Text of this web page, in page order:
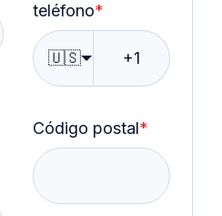
teléfono*
🇺🇸
Código postal*